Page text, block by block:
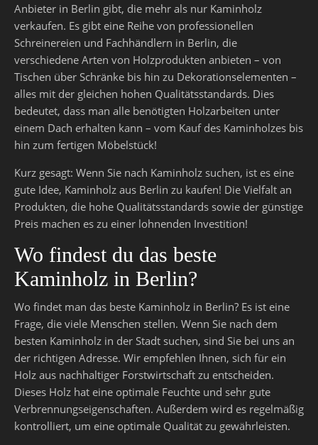
Anbieter in Berlin gibt, die mehr als nur Kaminholz
verkaufen. Es gibt eine Reihe von professionellen
Schreinereien und Fachhändlern in Berlin, die
verschiedene Arten von Holzprodukten anbieten – von
Tischen über Schränke bis hin zu Dekorationselementen –
alles mit der gleichen hohen Qualitätsstandards. Dies
bedeutet, dass man alle benötigten Holzarbeiten unter
einem Dach erhalten kann – vom Kauf des Kaminholzes bis
hin zum fertigen Möbelstück!
Kurz gesagt: Wenn Sie nach Kaminholz suchen, ist es eine
gute Idee, Kaminholz aus Berlin zu kaufen! Die Vielfalt an
Produkten, die hohe Qualitätsstandards sowie der günstige
Preis machen es zu einer lohnenden Investition!
Wo findest du das beste
Kaminholz in Berlin?
Wo findet man das beste Kaminholz in Berlin? Es ist eine
Frage, die viele Menschen stellen. Wenn Sie nach dem
besten Kaminholz in der Stadt suchen, sind Sie bei uns an
der richtigen Adresse. Wir empfehlen Ihnen, sich für ein
Holz aus nachhaltiger Forstwirtschaft zu entscheiden.
Dieses Holz hat eine optimale Feuchte und sehr gute
Verbrennungseigenschaften. Außerdem wird es regelmäßig
kontrolliert, um eine optimale Qualität zu gewährleisten.